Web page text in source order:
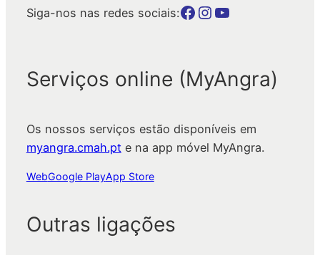
Siga-nos nas redes sociais:Botão para a página da autarquia no Facebook Botão para a página da autarquia no Instagram Botão para a página da autarquia no Youtube
Serviços online (MyAngra)
Os nossos serviços estão disponíveis em
myangra.cmah.pte na app móvel MyAngra.
WebGoogle PlayApp Store
Outras ligações